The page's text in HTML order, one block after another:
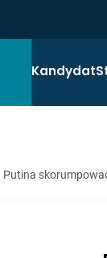
Kandydat
Putina